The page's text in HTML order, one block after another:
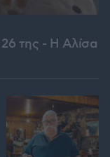
της - Η Αλίσα